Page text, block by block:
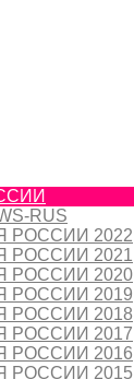
RUS
РОССИИ 2022
РОССИИ 2021
РОССИИ 2020
РОССИИ 2019
РОССИИ 2018
РОССИИ 2017
РОССИИ 2016
РОССИИ 2015